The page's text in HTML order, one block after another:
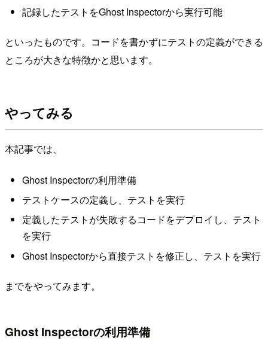
記録したテストをGhost Inspectorから実行可能
といったものです。コードを書かずにテストの定義ができる
ところが大きな特徴かと思います。
やってみる
本記事では、
Ghost Inspectorの利用準備
テストケースの定義し、テストを実行
定義したテストが失敗するコードをデプロイし、テスト
を実行
Ghost Inspectorから直接テストを修正し、テストを実行
までをやってみます。
Ghost Inspectorの利用準備